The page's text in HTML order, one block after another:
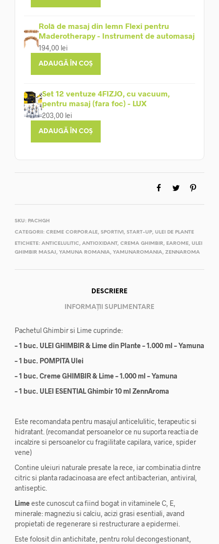
Rolă de masaj din lemn Flexi pentru
Maderotherapy - Instrument de automasaj
194,00 lei
ADAUGĂ ÎN COȘ
Set 12 ventuze 4FIZJO, cu vacuum,
pentru masaj (fara foc) - LUX
203,00 lei
ADAUGĂ ÎN COȘ
SKU: PACHGH
CATEGORII: CREME CORPORALE, SPORTIVI , START-UP, ULEI DE PLANTE
ETICHETE: ANTICELULITIC, ANTIOXIDANT, CREMA GHIMBIR, EAROME, ULEI
GHIMBIR MASAJ, YAMUNA ROMANIA, YAMUNAROMANIA, ZENNAROMA
DESCRIERE
INFORMAȚII SUPLIMENTARE
Pachetul Ghimbir si Lime cuprinde:
– 1 buc. ULEI GHIMBIR & Lime din Plante – 1.000 ml – Yamuna
– 1 buc. POMPITA Ulei
– 1 buc. Creme GHIMBIR & Lime – 1.000 ml – Yamuna
– 1 buc. ULEI ESENTIAL Ghimbir 10 ml ZennAroma
Este recomandata pentru masajul anticelulitic, terapeutic si
hidratant. (recomandat persoanelor ce nu suporta reactia de
incalzire si persoanelor cu fragilitate capilara, varice, spider
vene)
Contine uleiuri naturale presate la rece, iar combinatia dintre
citric si planta radacinoasa are efect antibacterian, antiviral,
antiseptic.
Limeeste cunoscut ca fiind bogat in vitaminele C, E,
minerale: magneziu si calciu, acizi grasi esentiali, avand
propietati de regenerare si restructurare a epidermei.
Este folosit din antichitate, pentru rolul decongestionant,